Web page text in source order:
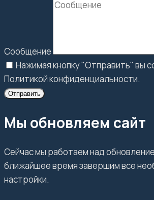
Сообщение
Нажимая кнопку "Отправить" вы
Политикой конфиденциальности.
Отправить
Мы обновляем сайт
Сейчас мы работаем над
ближайшее время завершим все
настройки.